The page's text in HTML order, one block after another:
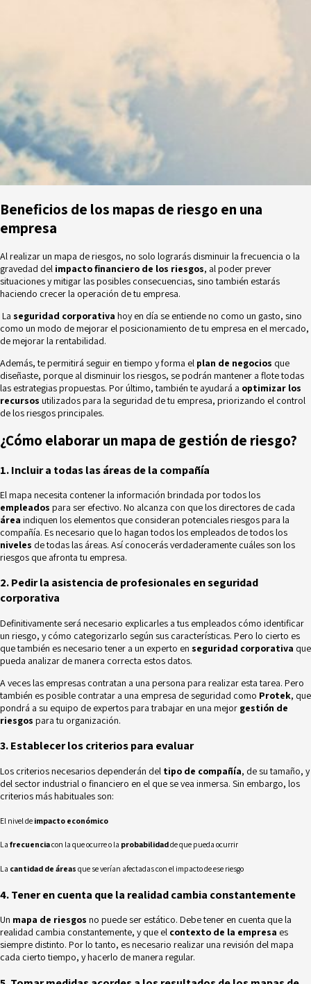
Beneficios de los mapas de riesgo en una
empresa
Al realizar un mapa de riesgos, no solo lograrás disminuir la frecuencia o la
gravedad del impacto financiero de los riesgos, al poder prever
situaciones y mitigar las posibles consecuencias, sino también estarás
haciendo crecer la operación de tu empresa.
La seguridad corporativa hoy en día se entiende no como un gasto, sino
como un modo de mejorar el posicionamiento de tu empresa en el mercado,
de mejorar la rentabilidad.
Además, te permitirá seguir en tiempo y forma el plan de negocios que
diseñaste, porque al disminuir los riesgos, se podrán mantener a flote todas
las estrategias propuestas. Por último, también te ayudará a optimizar los
recursos utilizados para la seguridad de tu empresa, priorizando el control
de los riesgos principales.
¿Cómo elaborar un mapa de gestión de riesgo?
1. Incluir a todas las áreas de la compañía
El mapa necesita contener la información brindada por todos los
empleados para ser efectivo. No alcanza con que los directores de cada
área indiquen los elementos que consideran potenciales riesgos para la
compañía. Es necesario que lo hagan todos los empleados de todos los
niveles de todas las áreas. Así conocerás verdaderamente cuáles son los
riesgos que afronta tu empresa.
2. Pedir la asistencia de profesionales en seguridad
corporativa
Definitivamente será necesario explicarles a tus empleados cómo identificar
un riesgo, y cómo categorizarlo según sus características. Pero lo cierto es
que también es necesario tener a un experto en seguridad corporativa que
pueda analizar de manera correcta estos datos.
A veces las empresas contratan a una persona para realizar esta tarea. Pero
también es posible contratar a una empresa de seguridad como Protek, que
pondrá a su equipo de expertos para trabajar en una mejor gestión de
riesgos para tu organización.
3. Establecer los criterios para evaluar
Los criterios necesarios dependerán del tipo de compañía, de su tamaño, y
del sector industrial o financiero en el que se vea inmersa. Sin embargo, los
criterios más habituales son:
El nivel de impacto económico
La frecuenciacon la que ocurre o la probabilidadde que pueda ocurrir
La cantidad de áreas que se verían afectadas con el impacto de ese riesgo
4. Tener en cuenta que la realidad cambia constantemente
Un mapa de riesgos no puede ser estático. Debe tener en cuenta que la
realidad cambia constantemente, y que el contexto de la empresa es
siempre distinto. Por lo tanto, es necesario realizar una revisión del mapa
cada cierto tiempo, y hacerlo de manera regular.